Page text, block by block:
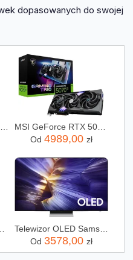
dopasowanych do swojej
MSI GeForce RTX 5070 Ti Gaming Trio OC 16GB (V531240R)
Od 4989,00 zł
Telewizor OLED Samsung QE55S90FAEXXH 55 cali 4K UHD
Od 3578,00 zł